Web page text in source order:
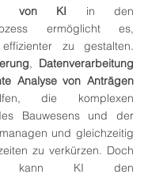
von KI in den
ermöglicht es,
zu gestalten.
, Datenverarbeitung
Analyse von Anträgen
die komplexen
Bauwesens und der
und gleichzeitig
zu verkürzen. Doch
kann KI den